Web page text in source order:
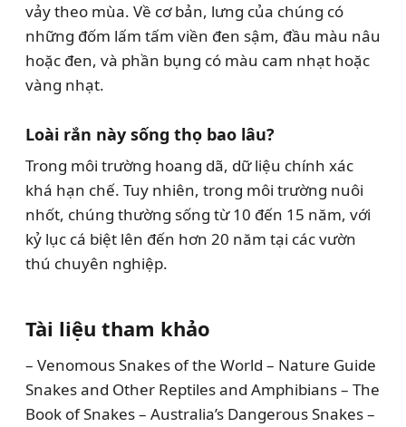
vảy theo mùa. Về cơ bản, lưng của chúng có
những đốm lấm tấm viền đen sậm, đầu màu nâu
hoặc đen, và phần bụng có màu cam nhạt hoặc
vàng nhạt.
Loài rắn này sống thọ bao lâu?
Trong môi trường hoang dã, dữ liệu chính xác
khá hạn chế. Tuy nhiên, trong môi trường nuôi
nhốt, chúng thường sống từ 10 đến 15 năm, với
kỷ lục cá biệt lên đến hơn 20 năm tại các vườn
thú chuyên nghiệp.
Tài liệu tham khảo
– Venomous Snakes of the World – Nature Guide
Snakes and Other Reptiles and Amphibians – The
Book of Snakes – Australia’s Dangerous Snakes –